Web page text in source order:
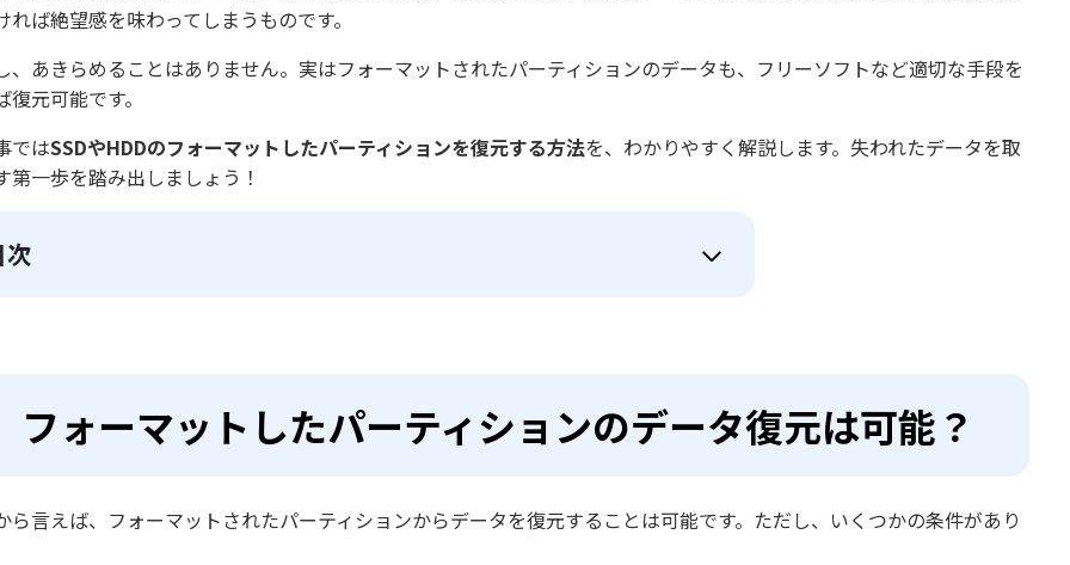
れば絶望感を味わってしまうものです。
、あきらめることはありません。実はフォーマットされたパーティションのデータも、フリーソフトなど適切な手段を
復元可能です。
ではSSDやHDDのフォーマットしたパーティションを復元する方法を、わかりやすく解説します。失われたデータを取
第一歩を踏み出しましょう！
次
フォーマットしたパーティションのデータ復元は可能？
ら言えば、フォーマットされたパーティションからデータを復元することは可能です。ただし、いくつかの条件があり